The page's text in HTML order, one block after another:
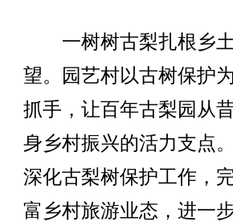
一树树古梨扎根乡土
望。园艺村以古树保护
抓手，让百年古梨园从
身乡村振兴的活力支点
深化古梨树保护工作，
富乡村旅游业态，进一